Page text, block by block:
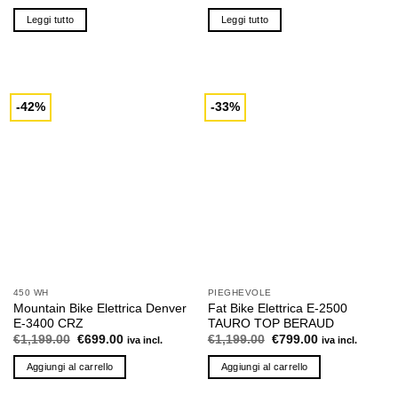
Leggi tutto Leggi tutto
-42%
450 WH
Mountain Bike Elettrica Denver
E-3400 CRZ
€1,199.00 Il
originale
era:
€699.00Iliva incl.
Aggiungi al carrello
-33%
PIEGHEVOLE
Fat Bike Elettrica E-2500
TAURO TOP BERAUD
€1,199.00 Il
originale
era:
€799.00Iliva incl.
Aggiungi al carrello